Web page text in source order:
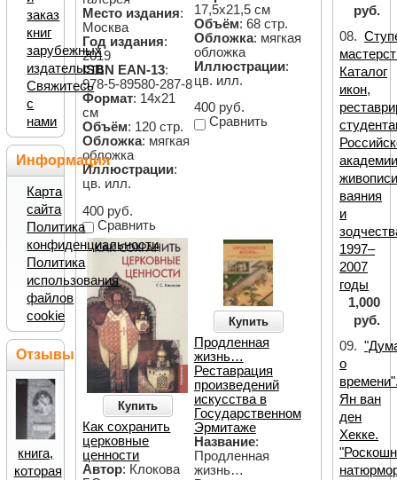
Место издания:
Москва
Год издания:
2019
ISBN EAN-13:
978-5-89580-287-8
Формат: 14х21
см
Объём: 120 стр.
Обложка: мягкая
обложка
Иллюстрации:
цв. илл.
400 руб.
Сравнить
17,5х21,5 см
Объём: 68 стр.
Обложка: мягкая
обложка
Иллюстрации:
цв. илл.
400 руб.
Сравнить
Купить
Как сохранить
церковные
ценности
Автор: Клокова
Купить
Продленная
жизнь…
Реставрация
произведений
искусства в
Государственном
Эрмитаже
Название:
Продленная
жизнь…
заказ
книг
зарубежных
издательств
Свяжитесь
с
нами
Информация
Карта
сайта
Политика
конфиденциальности
Политика
использования
файлов
cookie
Отзывы
книга,
которая
руб.
08.
Каталог
икон,
ваяния
и
1997–
2007
годы
1,000
руб.
09.
о
Ян ван
ден
Хекке.